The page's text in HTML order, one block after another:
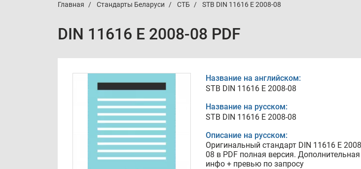
Главная Стандарты Беларуси СТБ STB DIN 11616 E 2008-08
DIN 11616 E 2008-08 PDF
Название на английском:
STB DIN 11616 E 2008-08
Название на русском:
STB DIN 11616 E 2008-08
Описание на русском:
Оригинальный стандарт DIN 11616 E
08 в PDF полная версия. Дополнительная
инфо + превью по запросу